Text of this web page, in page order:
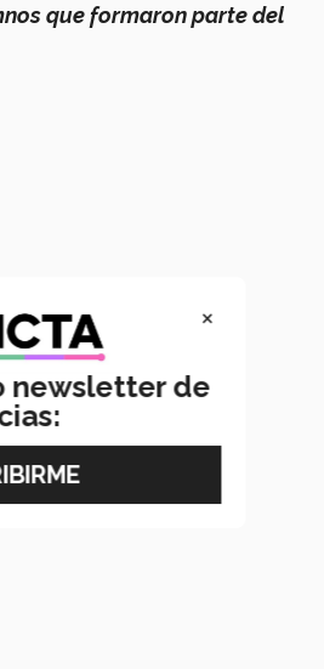
que formaron parte del
Escuela de
×
newsletter de